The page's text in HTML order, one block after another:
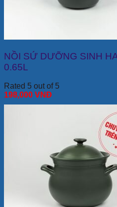
NỒI SỨ DƯỠNG SINH
0.65L
Rated 5 out of 5
198,000 VNĐ